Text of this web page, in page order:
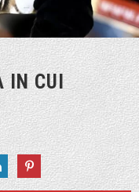
IN CUI